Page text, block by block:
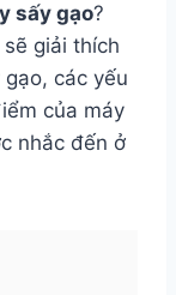
sấy gạo?
giải thích
các yếu
của máy
nhắc đến ở